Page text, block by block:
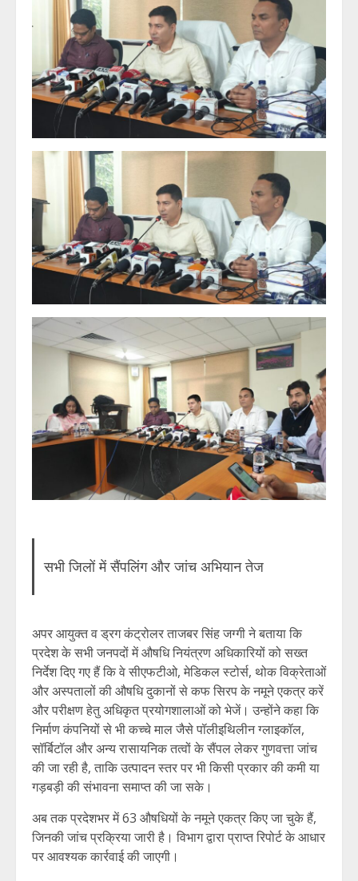
सभी जिलों में सैंपलिंग और जांच अभियान तेज
अपर आयुक्त व ड्रग कंट्रोलर ताजबर सिंह जग्गी ने बताया कि
प्रदेश के सभी जनपदों में औषधि नियंत्रण अधिकारियों को सख्त
निर्देश दिए गए हैं कि वे सीएफटीओ, मेडिकल स्टोर्स, थोक विक्रेताओं
और अस्पतालों की औषधि दुकानों से कफ सिरप के नमूने एकत्र करें
और परीक्षण हेतु अधिकृत प्रयोगशालाओं को भेजें। उन्होंने कहा कि
निर्माण कंपनियों से भी कच्चे माल जैसे पॉलीइथिलीन ग्लाइकॉल,
सॉर्बिटॉल और अन्य रासायनिक तत्वों के सैंपल लेकर गुणवत्ता जांच
की जा रही है, ताकि उत्पादन स्तर पर भी किसी प्रकार की कमी या
गड़बड़ी की संभावना समाप्त की जा सके।
अब तक प्रदेशभर में 63 औषधियों के नमूने एकत्र किए जा चुके हैं,
जिनकी जांच प्रक्रिया जारी है। विभाग द्वारा प्राप्त रिपोर्ट के आधार
पर आवश्यक कार्रवाई की जाएगी।